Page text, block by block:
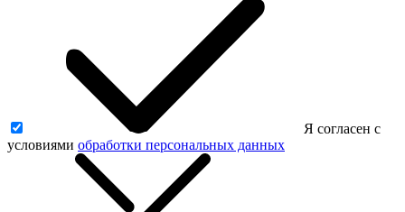
Я согласен с
условиями обработки персональных данных